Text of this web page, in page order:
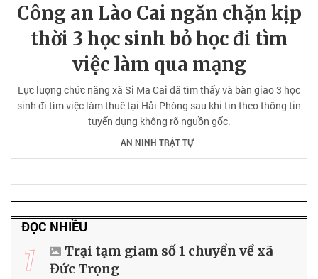
Công an Lào Cai ngăn chặn kịp
thời 3 học sinh bỏ học đi tìm
việc làm qua mạng
Lực lượng chức năng xã Si Ma Cai đã tìm thấy và bàn giao 3 học
sinh đi tìm việc làm thuê tại Hải Phòng sau khi tin theo thông tin
tuyển dụng không rõ nguồn gốc.
AN NINH TRẬT TỰ
ĐỌC NHIỀU
1
Trại tạm giam số 1 chuyển về xã
Đức Trọng